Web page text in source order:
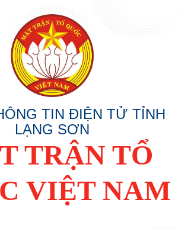
TIN ĐIỆN TỬ TỈNH
LẠNG SƠN
TRẬN TỔ
VIỆT NAM